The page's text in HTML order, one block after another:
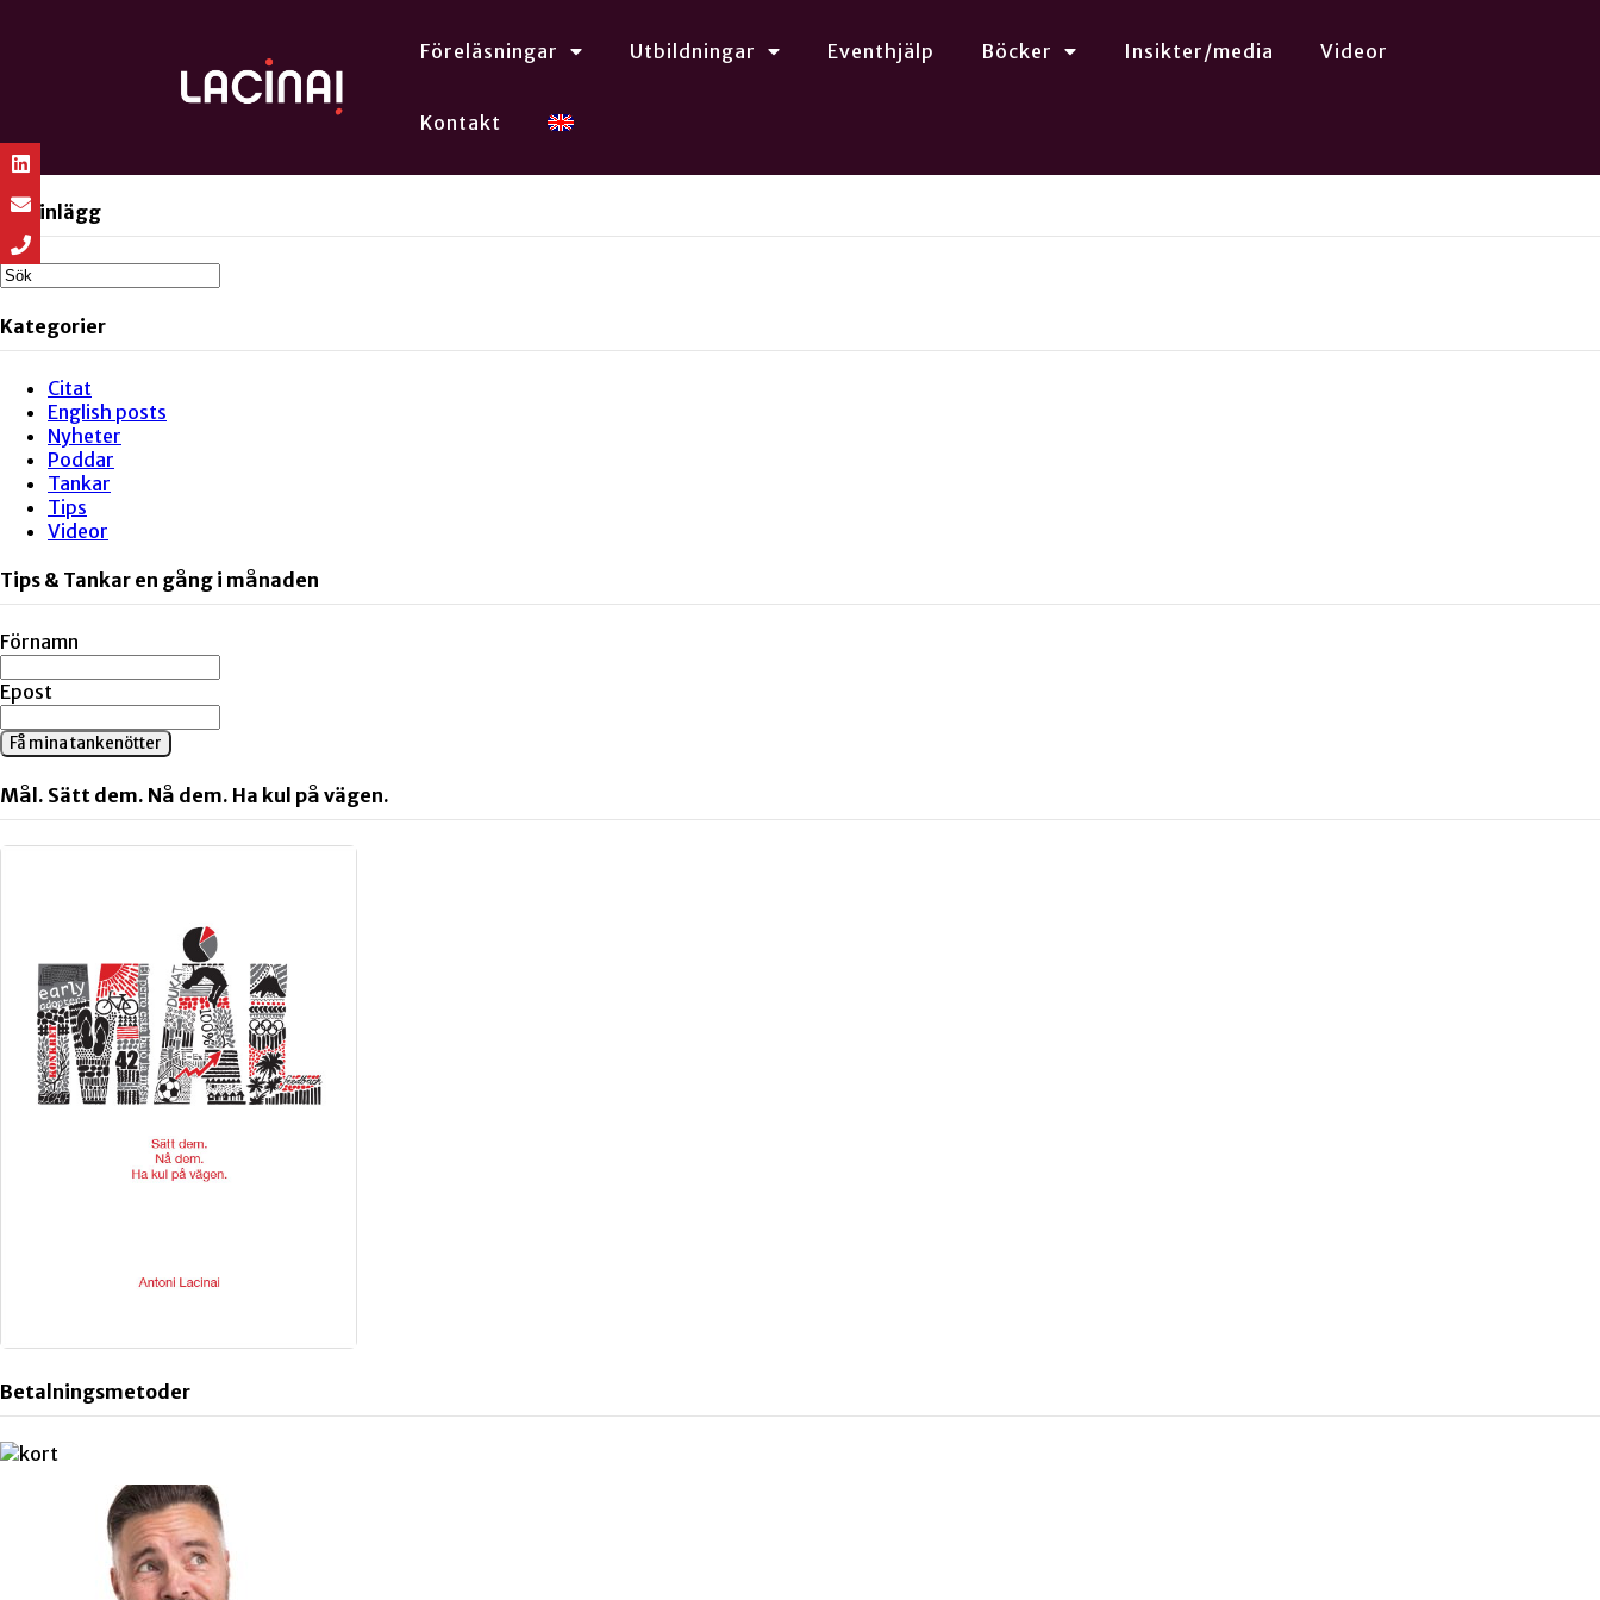
Föreläsningar Utbildningar Eventhjälp Böcker Insikter/media Videor
Kontakt
Sök inlägg
Kategorier
Citat
English posts
Nyheter
Poddar
Tankar
Tips
Videor
Tips & Tankar en gång i månaden
Förnamn
Epost
Få mina tankenötter
Mål. Sätt dem. Nå dem. Ha kul på vägen.
Betalningsmetoder